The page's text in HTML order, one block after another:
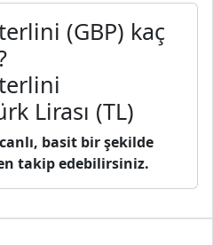
(GBP) kaç
Lirası (TL)
basit bir şekilde
takip edebilirsiniz.